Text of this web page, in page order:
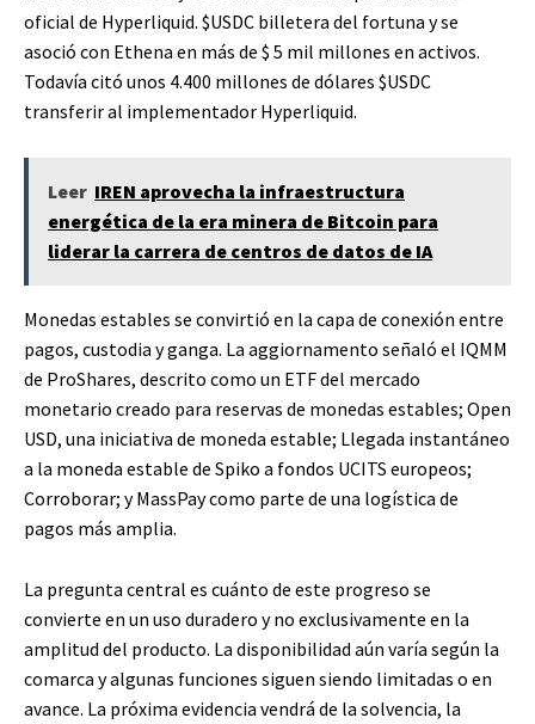
oficial de Hyperliquid. $USDC billetera del fortuna y se
asoció con Ethena en más de $ 5 mil millones en activos.
Todavía citó unos 4.400 millones de dólares $USDC
transferir al implementador Hyperliquid.
Leer IREN aprovecha la infraestructura
energética de la era minera de Bitcoin para
liderar la carrera de centros de datos de IA
Monedas estables se convirtió en la capa de conexión entre
pagos, custodia y ganga. La aggiornamento señaló el IQMM
de ProShares, descrito como un ETF del mercado
monetario creado para reservas de monedas estables; Open
USD, una iniciativa de moneda estable; Llegada instantáneo
a la moneda estable de Spiko a fondos UCITS europeos;
Corroborar; y MassPay como parte de una logística de
pagos más amplia.
La pregunta central es cuánto de este progreso se
convierte en un uso duradero y no exclusivamente en la
amplitud del producto. La disponibilidad aún varía según la
comarca y algunas funciones siguen siendo limitadas o en
avance. La próxima evidencia vendrá de la solvencia, la